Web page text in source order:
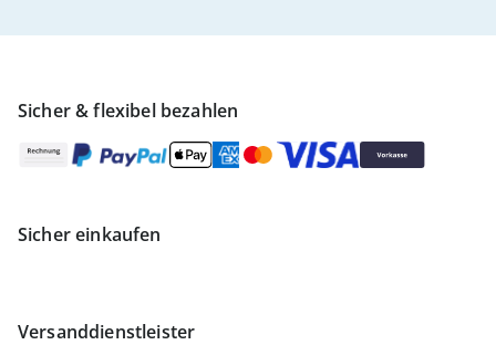
Sicher & flexibel bezahlen
Sicher einkaufen
Versanddienstleister